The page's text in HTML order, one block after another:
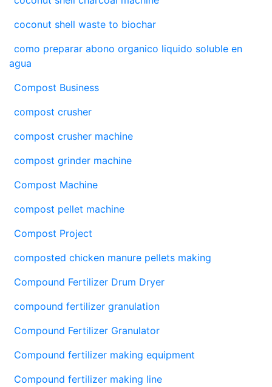
coconut shell waste to biochar
como preparar abono organico liquido soluble en
agua
Compost Business
compost crusher
compost crusher machine
compost grinder machine
Compost Machine
compost pellet machine
Compost Project
composted chicken manure pellets making
Compound Fertilizer Drum Dryer
compound fertilizer granulation
Compound Fertilizer Granulator
Compound fertilizer making equipment
Compound fertilizer making line